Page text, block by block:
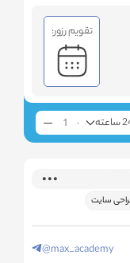
تقویم رزور:
سایت
@max_academy